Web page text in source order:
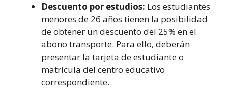
Descuento por estudios: Los estudiantes
menores de 26 años tienen la posibilidad
de obtener un descuento del 25% en el
abono transporte. Para ello, deberán
presentar la tarjeta de estudiante o
matrícula del centro educativo
correspondiente.